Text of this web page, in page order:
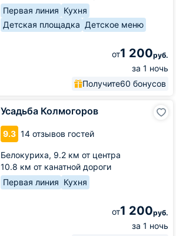
Первая линия Кухня
Детская площадка Детское меню
от1 200руб.
за 1 ночь
Получите60 бонусов
Усадьба Колмогоров
9.3 14 отзывов гостей
Белокуриха, 9.2 км от центра
10.8 км от канатной дороги
Первая линия Кухня
от1 200руб.
за 1 ночь